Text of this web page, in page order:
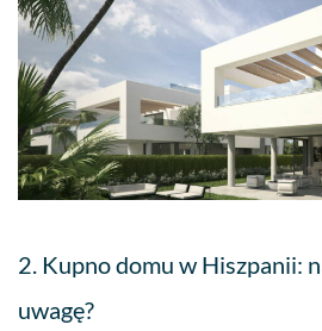
2. Kupno domu w Hiszpanii:
uwagę?